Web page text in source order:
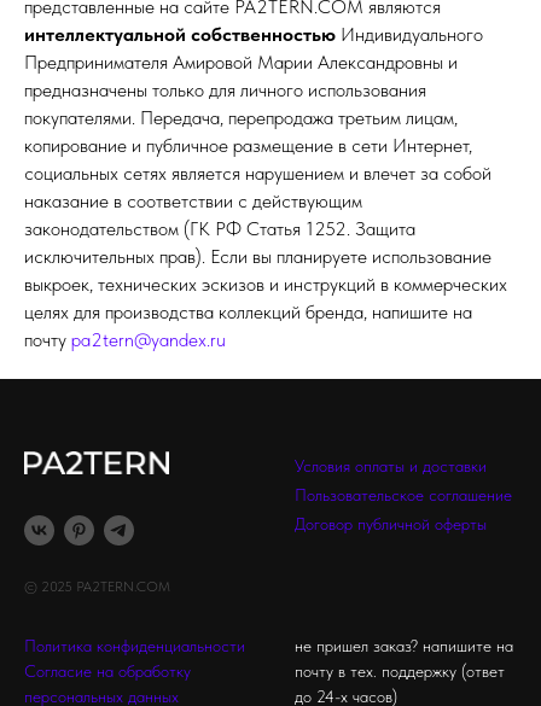
представленные на сайте PA2TERN.COM являются
интеллектуальной собственностью Индивидуального
Предпринимателя Амировой Марии Александровны и
предназначены только для личного использования
покупателями. Передача, перепродажа третьим лицам,
копирование и публичное размещение в сети Интернет,
социальных сетях является нарушением и влечет за собой
наказание в соответствии с действующим
законодательством (ГК РФ Статья 1252. Защита
исключительных прав). Если вы планируете использование
выкроек, технических эскизов и инструкций в коммерческих
целях для производства коллекций бренда, напишите на
почту pa2tern@yandex.ru
© 2025 PA2TERN.COM
Условия оплаты и доставки
Пользовательское соглашение
Договор публичной оферты
Политика конфиденциальности
Согласие на обработку
персональных данных
не пришел заказ? напишите на
почту в тех. поддержку (ответ
до 24-х часов)